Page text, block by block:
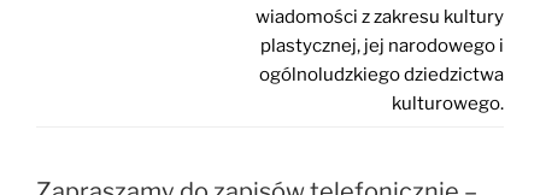
wiadomości z zakresu kultury
plastycznej, jej narodowego i
ogólnoludzkiego dziedzictwa
kulturowego.